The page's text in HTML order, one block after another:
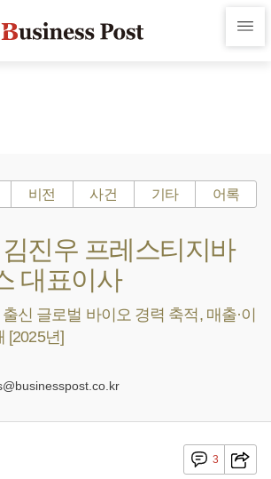
비전 사건 기타 어록
진우 프레스티지바
대표이사
신 글로벌 바이오 경력 축적, 매출·이
[2025년]
3